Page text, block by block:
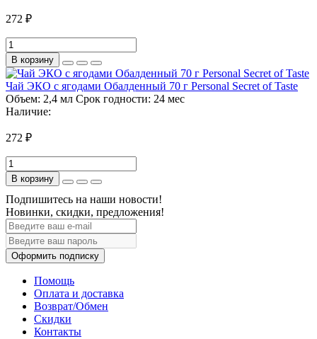
272 ₽
В корзину
Чай ЭКО с ягодами Обалденный 70 г Personal Secret of Taste
Объем: 2,4 мл Срок годности: 24 мес
Наличие:
272 ₽
В корзину
Подпишитесь на наши новости!
Новинки, скидки, предложения!
Оформить подписку
Помощь
Оплата и доставка
Возврат/Обмен
Скидки
Контакты